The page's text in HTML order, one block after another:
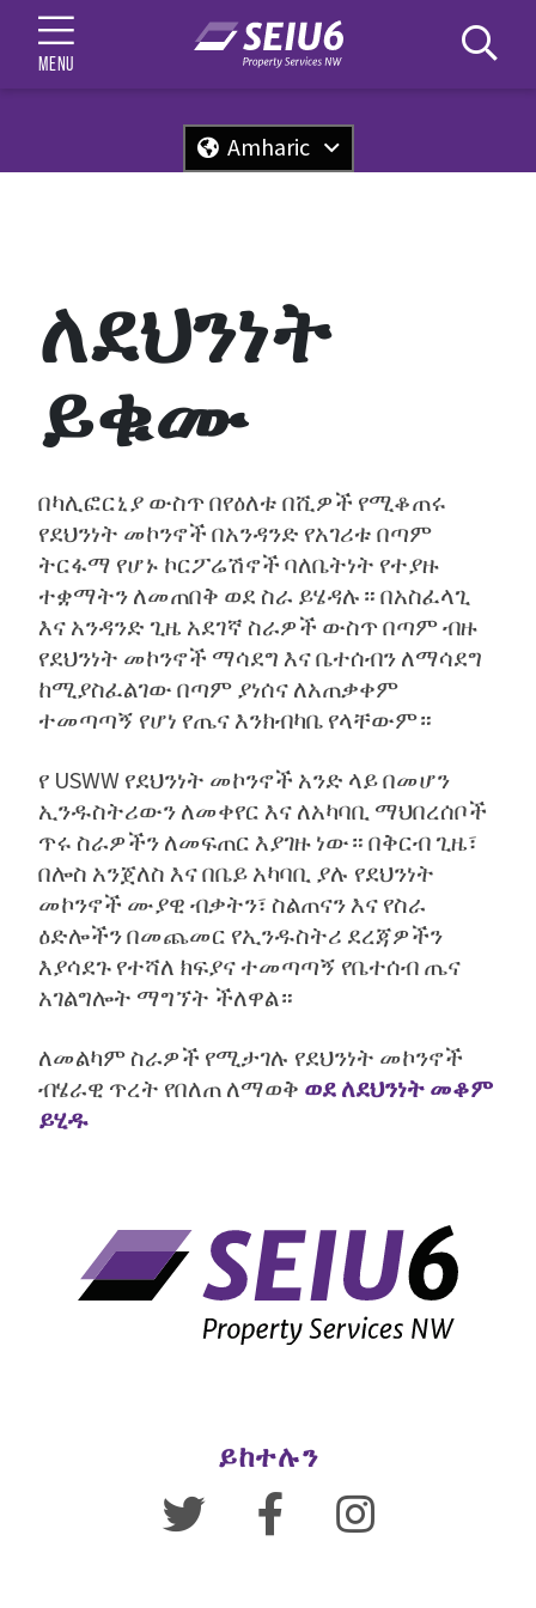
MENU
Amharic
ለደህንነት
ይቁሙ
በካሊፎርኒያ ውስጥ በየዕለቱ በሺዎች የሚቆጠሩ
የደህንነት መኮንኖች በአንዳንድ የአገሪቱ በጣም
ትርፋማ የሆኑ ኮርፖሬሽኖች ባለቤትነት የተያዙ
ተቋማትን ለመጠበቅ ወደ ስራ ይሄዳሉ። በአስፈላጊ
እና አንዳንድ ጊዜ አደገኛ ስራዎች ውስጥ በጣም ብዙ
የደህንነት መኮንኖች ማሳደግ እና ቤተሰብን ለማሳደግ
ከሚያስፈልገው በጣም ያነሰና ለአጠቃቀም
ተመጣጣኝ የሆነ የጤና እንክብካቤ የላቸውም።
የ USWW የደህንነት መኮንኖች አንድ ላይ በመሆን
ኢንዱስትሪውን ለመቀየር እና ለአካባቢ ማህበረሰቦች
ጥሩ ስራዎችን ለመፍጠር እያገዙ ነው። በቅርብ ጊዜ፣
በሎስ አንጀለስ እና በቤይ አካባቢ ያሉ የደህንነት
መኮንኖች ሙያዊ ብቃትን፣ ስልጠናን እና የስራ
ዕድሎችን በመጨመር የኢንዱስትሪ ደረጃዎችን
እያሳደጉ የተሻለ ክፍያና ተመጣጣኝ የቤተሰብ ጤና
አገልግሎት ማግኘት ችለዋል።
ለመልካም ስራዎች የሚታገሉ የደህንነት መኮንኖች
ብሄራዊ ጥረት የበለጠ ለማወቅ ወደ ለደህንነት መቆም
ይሂዱ
ይከተሉን